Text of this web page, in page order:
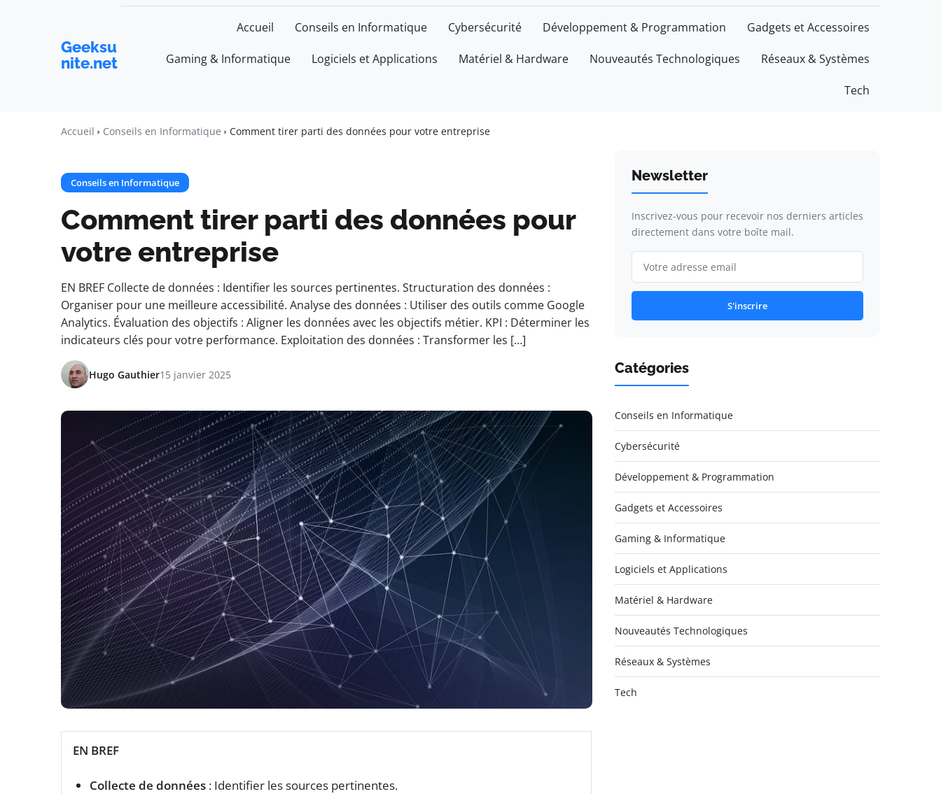
Geeksu
nite.net
Accueil Conseils en Informatique Cybersécurité Développement & Programmation Gadgets et Accessoires
Gaming & Informatique Logiciels et Applications Matériel & Hardware Nouveautés Technologiques Réseaux & Systèmes
Tech
Accueil Conseils en Informatique Comment tirer parti des données pour votre entreprise
Conseils en Informatique
Comment tirer parti des données pour
votre entreprise
EN BREF Collecte de données : Identifier les sources pertinentes. Structuration des données :
Organiser pour une meilleure accessibilité. Analyse des données : Utiliser des outils comme Google
Analytics. Évaluation des objectifs : Aligner les données avec les objectifs métier. KPI : Déterminer les
indicateurs clés pour votre performance. Exploitation des données : Transformer les […]
Hugo Gauthier15 janvier 2025
EN BREF
Collecte de données : Identifier les sources pertinentes.
Newsletter
Inscrivez-vous pour recevoir nos derniers articles
directement dans votre boîte mail.
S'inscrire
Catégories
Conseils en Informatique
Cybersécurité
Développement & Programmation
Gadgets et Accessoires
Gaming & Informatique
Logiciels et Applications
Matériel & Hardware
Nouveautés Technologiques
Réseaux & Systèmes
Tech